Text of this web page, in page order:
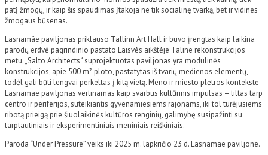
patį žmogų, ir kaip šis spaudimas įtakoja ne tik socialinę tvarką, bet ir vidines
žmogaus būsenas.
Lasnamäe paviljonas priklauso Tallinn Art Hall ir buvo įrengtas kaip laikina
parodų erdvė pagrindinio pastato Laisvės aikštėje Taline rekonstrukcijos
metu. „Salto Architects“ suprojektuotas paviljonas yra modulinės
konstrukcijos, apie 500 m² ploto, pastatytas iš tvarių medienos elementų,
todėl gali būti lengvai perkeltas į kitą vietą. Meno ir miesto plėtros kontekste
Lasnamäe paviljonas vertinamas kaip svarbus kultūrinis impulsas – tiltas tarp
centro ir periferijos, suteikiantis gyvenamiesiems rajonams, iki tol turėjusiems
ribotą prieigą prie šiuolaikinės kultūros renginių, galimybę susipažinti su
tarptautiniais ir eksperimentiniais meniniais reiškiniais.
Paroda “Under Pressure” veiks iki 2025 m. lapkričio 23 d. Lasnamäe paviljone.